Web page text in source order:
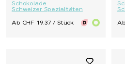
Schokolade
Schweizer Spezialitäten
Ab CHF 19.37 / Stück